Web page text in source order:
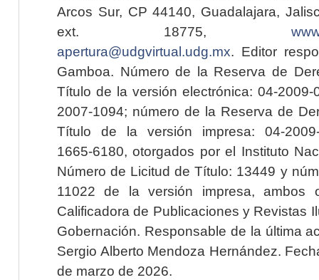
Arcos Sur, CP 44140, Guadalajara,
ext. 18775,
apertura@udgvirtual.udg.mx. Editor
Gamboa. Número de la Reserva de
Título de la versión electrónica: 04-2009-
2007-1094; número de la Reserva de
Título de la versión impresa: 04-2009-
1665-6180, otorgados por el Instituto
Número de Licitud de Título: 13449 y
11022 de la versión impresa, ambos
Calificadora de Publicaciones y Revistas
Gobernación. Responsable de la última
Sergio Alberto Mendoza Hernández.
de marzo de 2026.